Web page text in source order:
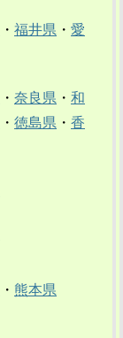
・ 福井県 ・ 愛
・ 奈良県 ・ 和
・ 徳島県 ・ 香
・ 熊本県